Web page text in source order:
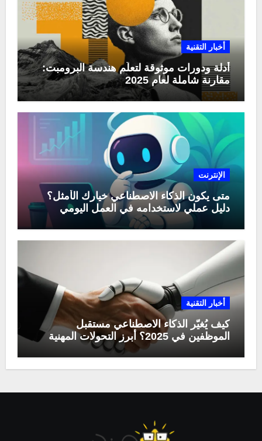
أخبار التقنية
أدلة ودورات موثوقة لتعلّم هندسة البرومبت:
مقارنة شاملة لعام 2025
الإنترنت
متى يكون الذكاء الاصطناعي خيارك الأمثل؟
دليل عملي لاستخدامه في العمل اليومي
أخبار التقنية
كيف يُغيّر الذكاء الاصطناعي مستقبل
الموظفين في 2025؟ أبرز التحولات المهنية